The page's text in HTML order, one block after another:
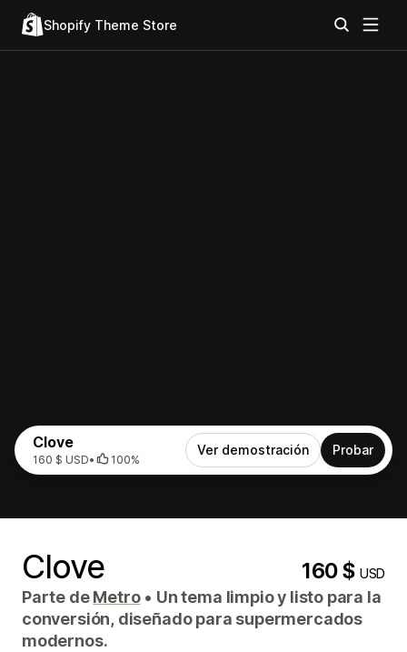
Shopify Theme Store
Clove
160 $ USD• 100%
Ver demostración Probar
Clove 160 $USD
Parte deMetro • Un tema limpio y listo para la
conversión, diseñado para supermercados
modernos.